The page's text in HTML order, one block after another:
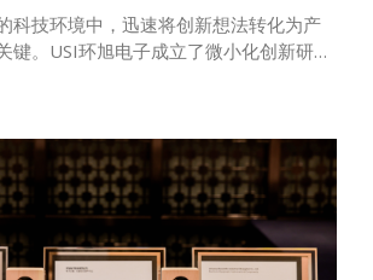
科技环境中，迅速将创新想法转化为产
键。USI环旭电子成立了微小化创新研发
应这项重要的挑战，并推出突破性的SiP
此创新解决方案可针对不同的市场应用